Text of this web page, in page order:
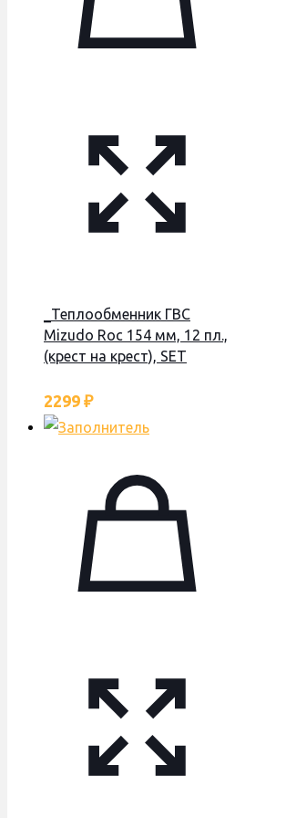
_Теплообменник ГВС
Mizudo Roc 154 мм, 12 пл.,
(крест на крест), SET
2299 ₽